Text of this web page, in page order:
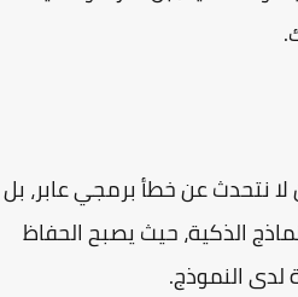
نتحدث عن خطأ برمجي عابر، بل
الذكية، حيث يصبح الحفاظ
النموذج.